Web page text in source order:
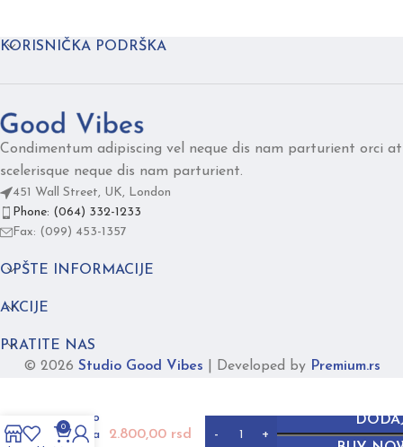
KORISNIČKA PODRŠKA
Condimentum adipiscing vel neque dis nam parturient orci at
scelerisque neque dis nam parturient.
451 Wall Street, UK, London
Phone: (064) 332-1233
Fax: (099) 453-1357
OPŠTE INFORMACIJE
AKCIJE
PRATITE NAS
© 2026 Studio Good Vibes Developed by Premium.rs
picasso
tirkizna
2.800,00 rsd
0